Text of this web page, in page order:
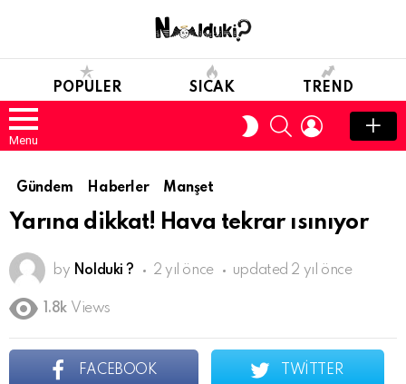
POPULER SICAK TREND
Menu
SWITCH
SKIN
SEARCHLOGIN
Gündem Haberler Manşet
Yarına dikkat! Hava tekrar ısınıyor
by Nolduki ? 2 yıl önce updated 2 yıl önce
1.8k Views
FACEBOOK TWITTER